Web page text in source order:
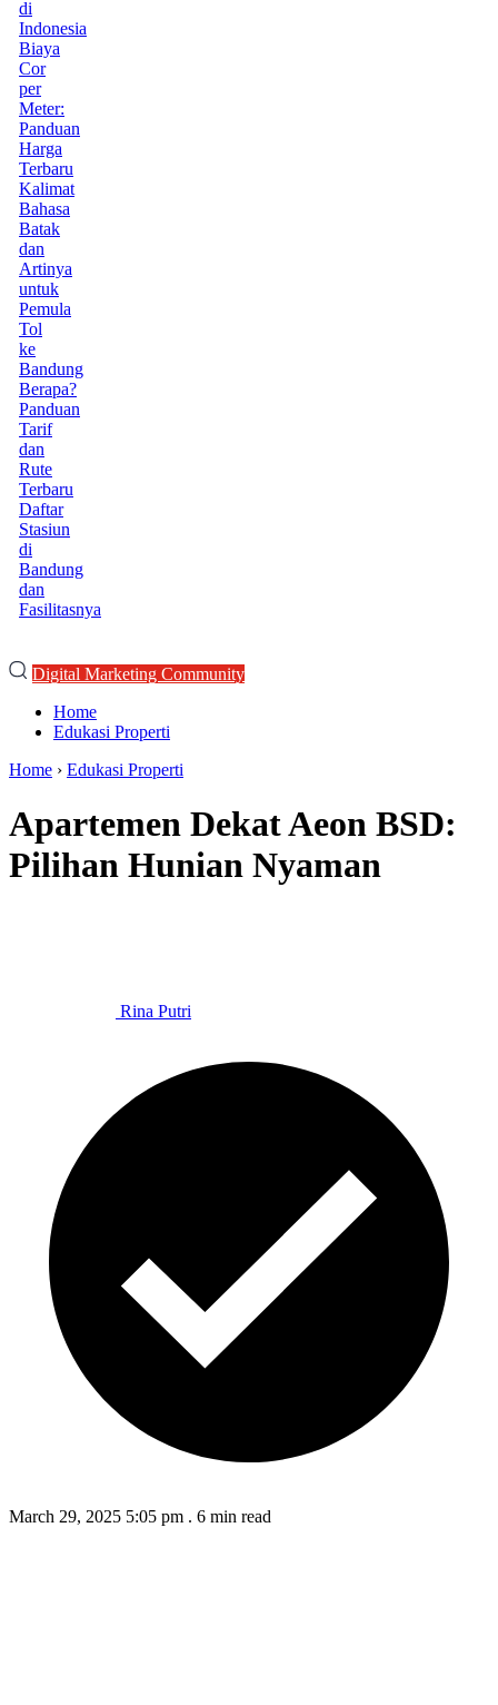
di
Indonesia
Biaya
Cor
per
Meter:
Panduan
Harga
Terbaru
Kalimat
Bahasa
Batak
dan
Artinya
untuk
Pemula
Tol
ke
Bandung
Berapa?
Panduan
Tarif
dan
Rute
Terbaru
Daftar
Stasiun
di
Bandung
dan
Fasilitasnya
Digital Marketing Community
Home
Edukasi Properti
Home › Edukasi Properti
Apartemen Dekat Aeon BSD:
Pilihan Hunian Nyaman
Rina Putri
March 29, 2025 5:05 pm . 6 min read